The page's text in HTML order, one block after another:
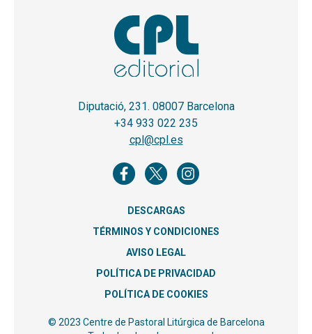
Diputació, 231. 08007 Barcelona
+34 933 022 235
cpl@cpl.es
DESCARGAS
TÉRMINOS Y CONDICIONES
AVISO LEGAL
POLÍTICA DE PRIVACIDAD
POLÍTICA DE COOKIES
© 2023 Centre de Pastoral Litúrgica de Barcelona